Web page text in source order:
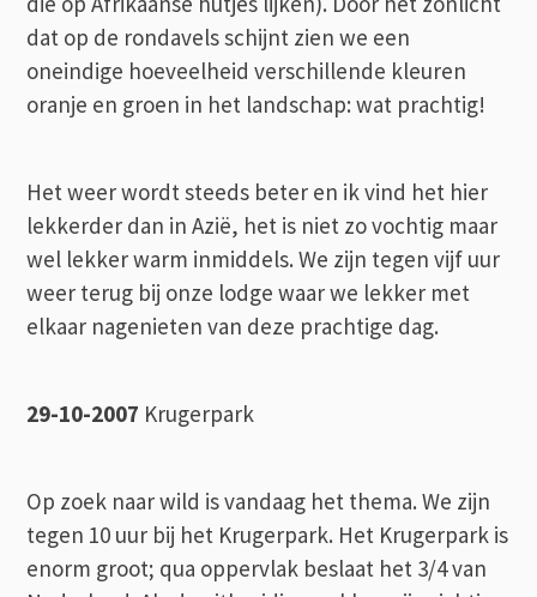
dat op de rondavels schijnt zien we een
oneindige hoeveelheid verschillende kleuren
oranje en groen in het landschap: wat prachtig!
Het weer wordt steeds beter en ik vind het hier
lekkerder dan in Azië, het is niet zo vochtig maar
wel lekker warm inmiddels. We zijn tegen vijf uur
weer terug bij onze lodge waar we lekker met
elkaar nagenieten van deze prachtige dag.
29-10-2007 Krugerpark
Op zoek naar wild is vandaag het thema. We zijn
tegen 10 uur bij het Krugerpark. Het Krugerpark is
enorm groot; qua oppervlak beslaat het 3/4 van